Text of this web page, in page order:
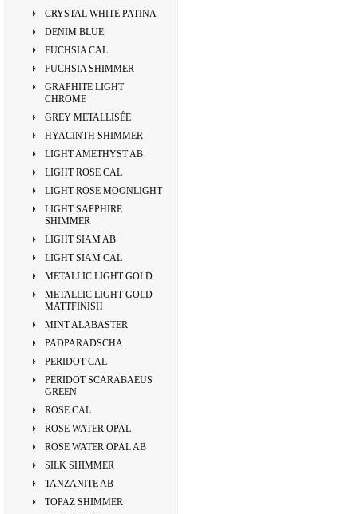
CRYSTAL WHITE PATINA
DENIM BLUE
FUCHSIA CAL
FUCHSIA SHIMMER
GRAPHITE LIGHT
CHROME
GREY METALLISÉE
HYACINTH SHIMMER
LIGHT AMETHYST AB
LIGHT ROSE CAL
LIGHT ROSE MOONLIGHT
LIGHT SAPPHIRE
SHIMMER
LIGHT SIAM AB
LIGHT SIAM CAL
METALLIC LIGHT GOLD
METALLIC LIGHT GOLD
MATTFINISH
MINT ALABASTER
PADPARADSCHA
PERIDOT CAL
PERIDOT SCARABAEUS
GREEN
ROSE CAL
ROSE WATER OPAL
ROSE WATER OPAL AB
SILK SHIMMER
TANZANITE AB
TOPAZ SHIMMER